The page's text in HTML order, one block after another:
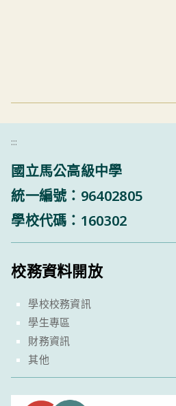
:::
國立馬公高級中學
統一編號：96402805
學校代碼：160302
校務資料開放
學校校務資訊
學生專區
財務資訊
其他